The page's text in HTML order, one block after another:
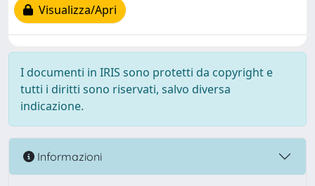
Visualizza/Apri
I documenti in IRIS sono protetti da copyright e
tutti i diritti sono riservati, salvo diversa
indicazione.
Informazioni